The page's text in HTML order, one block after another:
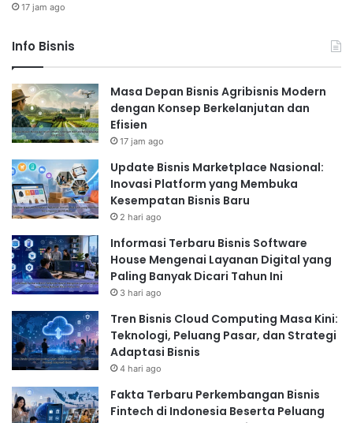
17 jam ago
Info Bisnis
Masa Depan Bisnis Agribisnis Modern
dengan Konsep Berkelanjutan dan
Efisien
17 jam ago
Update Bisnis Marketplace Nasional:
Inovasi Platform yang Membuka
Kesempatan Bisnis Baru
2 hari ago
Informasi Terbaru Bisnis Software
House Mengenai Layanan Digital yang
Paling Banyak Dicari Tahun Ini
3 hari ago
Tren Bisnis Cloud Computing Masa Kini:
Teknologi, Peluang Pasar, dan Strategi
Adaptasi Bisnis
4 hari ago
Fakta Terbaru Perkembangan Bisnis
Fintech di Indonesia Beserta Peluang